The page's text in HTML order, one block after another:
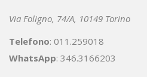
Via Foligno, 74/A, 10149 Torino
Telefono: 011.259018
WhatsApp: 346.3166203